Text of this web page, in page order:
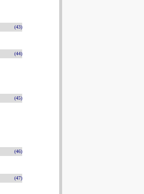
(43)
(44)
(45)
(46)
(47)